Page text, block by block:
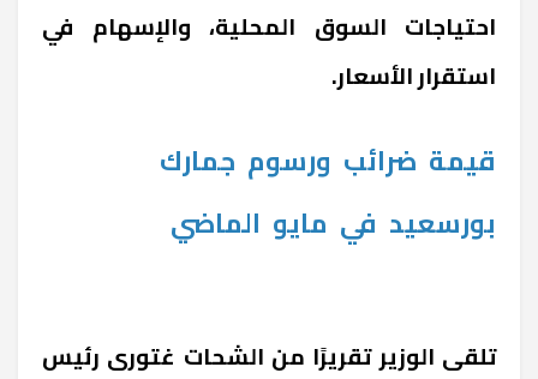
احتياجات السوق المحلية، والإسهام في
استقرار الأسعار.
قيمة ضرائب ورسوم جمارك
بورسعيد في مايو الماضي
تلقى الوزير تقريرًا من الشحات غتورى رئيس